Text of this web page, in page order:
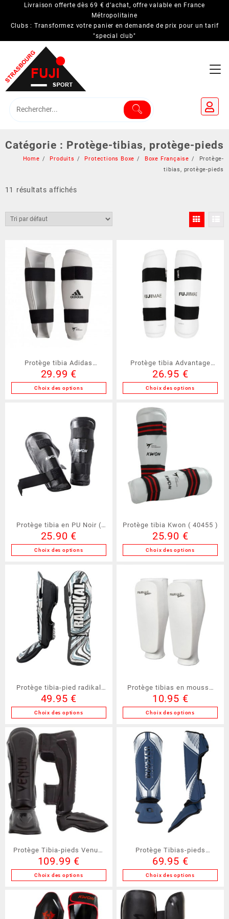
content
Livraison offerte dès 69 € d’achat, offre valable en France
Métropolitaine
Clubs : Transformez votre panier en demande de prix pour un tarif
"special club"
Catégorie : Protège-tibias, protège-pieds
Home Produits Protections Boxe Boxe Française
Protège-
tibias, protège-pieds
11 résultats affichés
Protège tibia Adidas
(ADITSP01)
29.99 €
Choix des options
plusieurs
variations.
Les
options
peuvent
être
page
du
produit
Protège tibia Advantage
FUJIMAE ( 21113 )
26.95 €
Choix des options
peuvent
être
choisies
page
du
produit
Protège tibia en PU Noir (
40456 )
25.90 €
Choix des options
produit
plusieurs
variations.
Les
options
peuvent
être
choisies
page
du
produit
Protège tibia Kwon ( 40455 )
25.90 €
Choix des options
a
plusieurs
choisies
page
du
produit
Protège tibia-pied radikal
3.0 FUJIMAE (21112)
49.95 €
Choix des options
produit
a
plusieurs
variations.
Les
options
peuvent
être
choisies
sur
page
du
produit
Protège tibias en mousse
FUJIMAE (20061)
10.95 €
Choix des options
produit
plusieurs
variations.
options
peuvent
être
choisies
sur
page
du
produit
Protège Tibia-pieds Venum
gamme ELITE ( VE1394 )
109.99 €
Choix des options
produit
a
Protège Tibias-pieds
Booster Bangkok séries 4
(PTPBKK)
69.95 €
Choix des options
produit
a